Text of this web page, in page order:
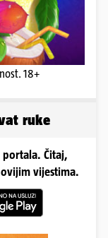
18+
ruke
Čitaj,
vijestima.